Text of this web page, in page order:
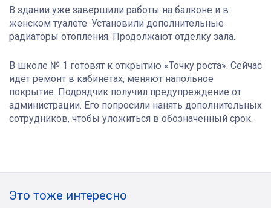
В здании уже завершили работы на балконе и в
женском туалете. Установили дополнительные
радиаторы отопления. Продолжают отделку зала.
В школе № 1 готовят к открытию «Точку роста». Сейчас
идёт ремонт в кабинетах, меняют напольное
покрытие. Подрядчик получил предупреждение от
администрации. Его попросили нанять дополнительных
сотрудников, чтобы уложиться в обозначенный срок.
Это тоже интересно